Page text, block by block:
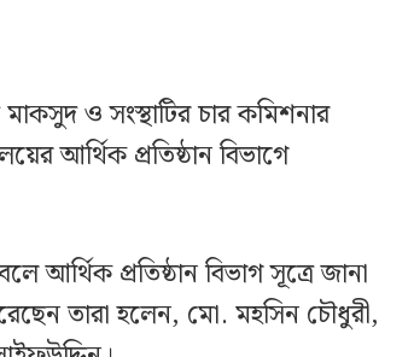
ও সংস্থাটির চার কমিশনার
আর্থিক প্রতিষ্ঠান বিভাগে
আর্থিক প্রতিষ্ঠান বিভাগ সূত্রে জানা
তারা হলেন, মো. মহসিন চৌধুরী,